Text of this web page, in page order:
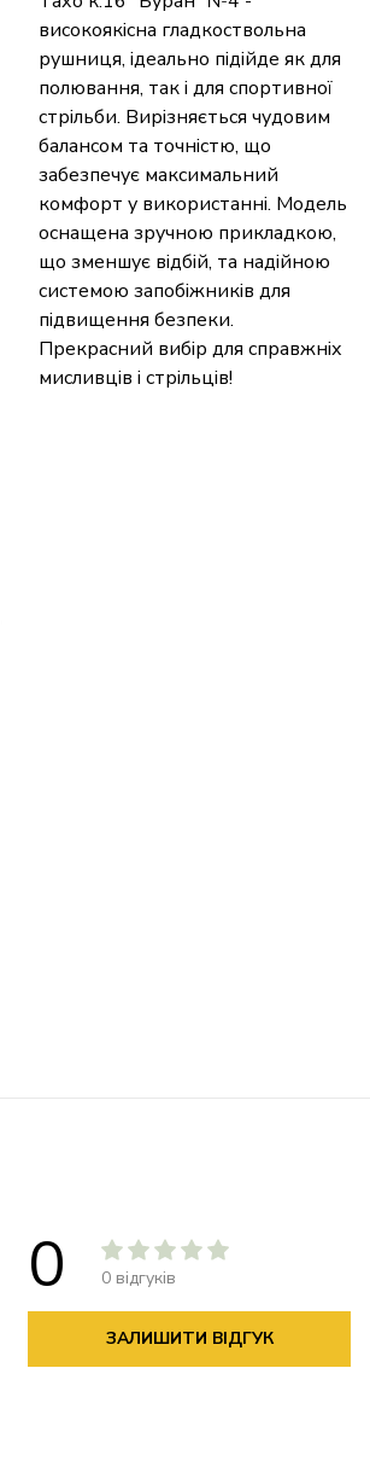
високоякісна гладкоствольна
рушниця, ідеально підійде як для
полювання, так і для спортивної
стрільби. Вирізняється чудовим
балансом та точністю, що
забезпечує максимальний
комфорт у використанні. Модель
оснащена зручною прикладкою,
що зменшує відбій, та надійною
системою запобіжників для
підвищення безпеки.
Прекрасний вибір для справжніх
мисливців і стрільців!
0 0 відгуків
ЗАЛИШИТИ ВІДГУК